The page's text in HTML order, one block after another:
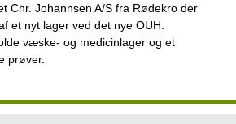
Chr. Johannsen A/S fra Rødekro der
et nyt lager ved det nye OUH.
væske- og medicinlager og et
prøver.